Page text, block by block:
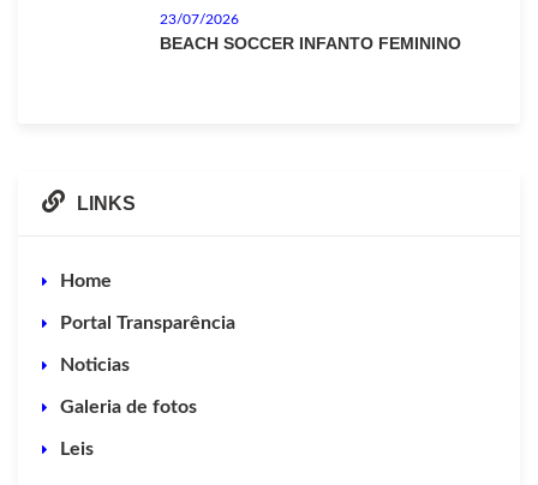
23/07/2026
BEACH SOCCER INFANTO FEMININO
LINKS
Home
Portal Transparência
Noticias
Galeria de fotos
Leis